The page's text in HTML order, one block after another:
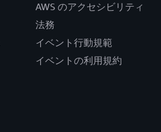
AWS のアクセシビリティ
法務
イベント行動規範
イベントの利用規約